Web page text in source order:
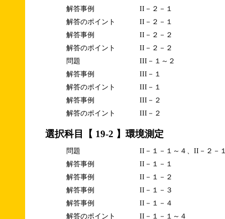
解答事例
II－２－１
解答のポイント
II－２－１
解答事例
II－２－２
解答のポイント
II－２－２
問題
III－１～２
解答事例
III－１
解答のポイント
III－１
解答事例
III－２
解答のポイント
III－２
選択科目【 19-2 】環境測定
問題
II－１－１～４、II－２－
解答事例
II－１－１
解答事例
II－１－２
解答事例
II－１－３
解答事例
II－１－４
解答のポイント
II－１－１～４